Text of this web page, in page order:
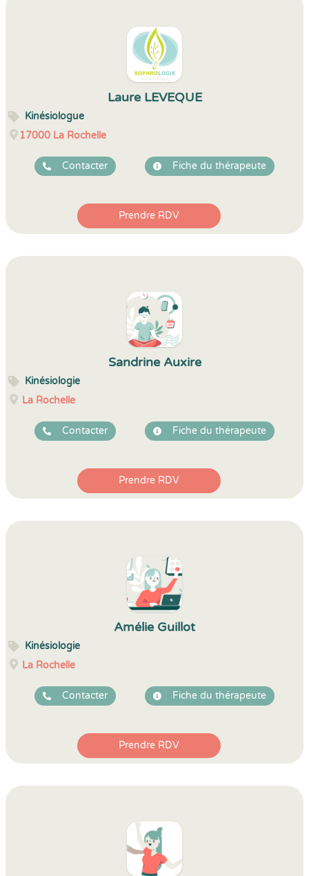
Laure LEVEQUE
Kinésiologue
17000 La Rochelle
Contacter Fiche du thérapeute
Prendre RDV
Sandrine Auxire
Kinésiologie
La Rochelle
Contacter Fiche du thérapeute
Prendre RDV
Amélie Guillot
Kinésiologie
La Rochelle
Contacter Fiche du thérapeute
Prendre RDV